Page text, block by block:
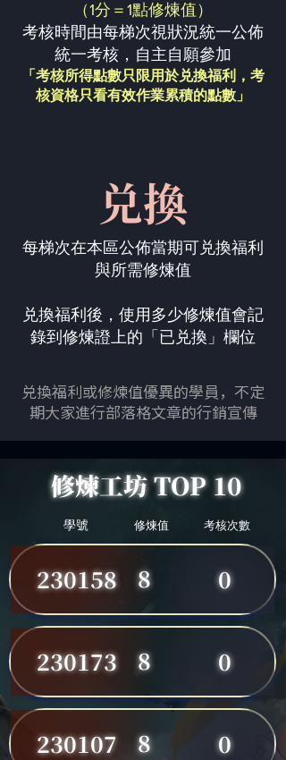
（1分＝1點修煉值）
考核時間由每梯次視狀況統一公佈
統一考核，自主自願參加
「考核所得點數只限用於兑換福利， 考
核資格只看有效作業累積的點數」
兑換
每梯次在本區公佈當期可兑換福利
與所需修煉值
兑換福利後，使用多少修煉值會記
錄到修煉證上的「已兑換」欄位
兑換福利或修煉值優異的學員，不定
期大家進行部落格文章的行銷宣傳
修煉工坊 TOP 10
學號 修煉值 考核次數
230158 8 0
230173 8 0
230107 8 0